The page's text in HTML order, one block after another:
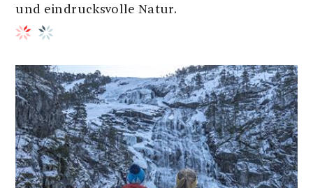
und eindrucksvolle Natur.